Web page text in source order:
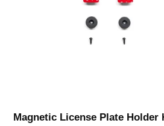
Magnetic License Plate Holder